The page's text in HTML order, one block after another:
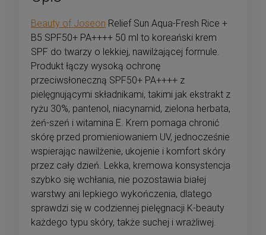
Beauty of Joseon Relief Sun Aqua-Fresh Rice +
B5 SPF50+ PA++++ 50 ml to koreański krem
SPF do twarzy o lekkiej, nawilżającej formule.
Produkt łączy wysoką ochronę
przeciwsłoneczną SPF50+ PA++++ z
pielęgnującymi składnikami, takimi jak ekstrakt z
ryżu 30%, pantenol, niacynamid, zielona herbata,
żeń-szeń i witamina E. Krem pomaga chronić
skórę przed promieniowaniem UV, jednocześnie
wspierając nawilżenie, ukojenie i komfort skóry
przez cały dzień. Lekka, kremowa konsystencja
szybko się wchłania, nie pozostawia białej
warstwy ani lepkiego wykończenia, dlatego
sprawdzi się w codziennej pielęgnacji K-beauty
każdego typu skóry, także suchej i wrażliwej.